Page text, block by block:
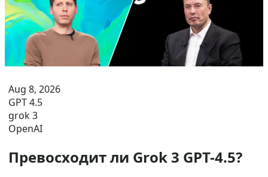
Aug 8, 2026
GPT 4.5
grok 3
OpenAI
Превосходит ли Grok 3 GPT-4.5?